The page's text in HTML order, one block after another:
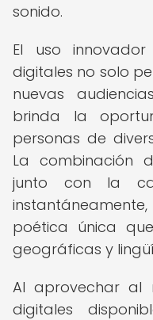
sonido.
El uso
digitales no solo
nuevas
brinda la
personas de
La combinación
junto con la
poética única
geográficas y
Al aprovechar al
digitales